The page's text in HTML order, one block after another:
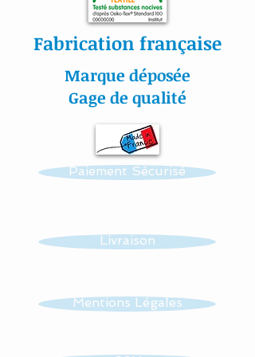
#lacouturebytitia#faitmain
#madeinfrance#cadeaude
naissance#plaisir#bébé#li
ngedelit#mobilemusical#é
veildebébé#décorationenf
ants#baby#papillon#étoil
Fabrication française
Marque déposée
Gage de qualité
Paiement Sécurisé
Livraison
Mentions Légales